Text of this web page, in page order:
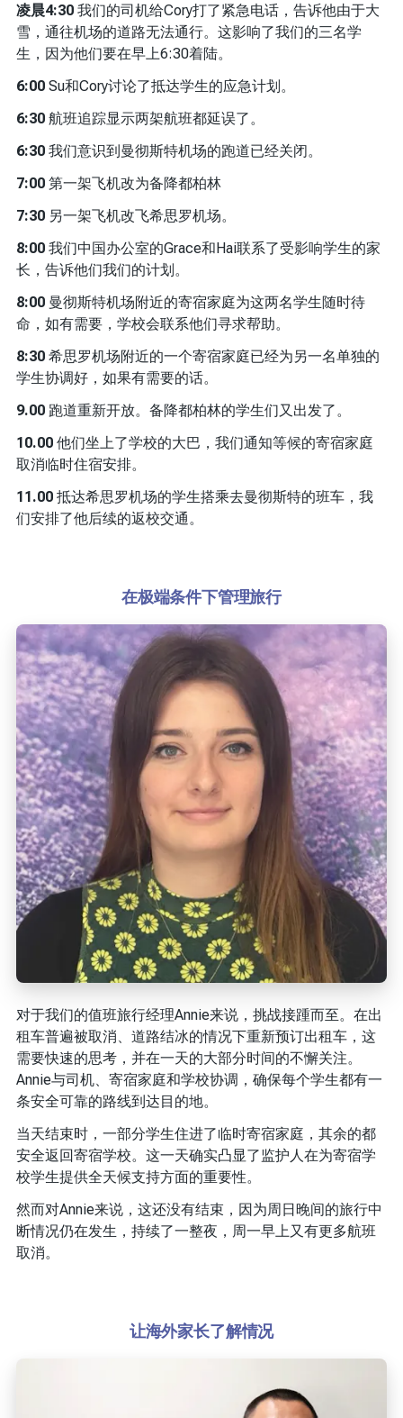
凌晨4:30 我们的司机给Cory打了紧急电话，告诉他由于大
雪，通往机场的道路无法通行。这影响了我们的三名学
生，因为他们要在早上6:30着陆。
6:00 Su和Cory讨论了抵达学生的应急计划。
6:30 航班追踪显示两架航班都延误了。
6:30 我们意识到曼彻斯特机场的跑道已经关闭。
7:00 第一架飞机改为备降都柏林
7:30 另一架飞机改飞希思罗机场。
8:00 我们中国办公室的Grace和Hai联系了受影响学生的家
长，告诉他们我们的计划。
8:00 曼彻斯特机场附近的寄宿家庭为这两名学生随时待
命，如有需要，学校会联系他们寻求帮助。
8:30 希思罗机场附近的一个寄宿家庭已经为另一名单独的
学生协调好，如果有需要的话。
9.00 跑道重新开放。备降都柏林的学生们又出发了。
10.00 他们坐上了学校的大巴，我们通知等候的寄宿家庭
取消临时住宿安排。
11.00 抵达希思罗机场的学生搭乘去曼彻斯特的班车，我
们安排了他后续的返校交通。
在极端条件下管理旅行
对于我们的值班旅行经理Annie来说，挑战接踵而至。在出
租车普遍被取消、道路结冰的情况下重新预订出租车，这
需要快速的思考，并在一天的大部分时间的不懈关注。
Annie与司机、寄宿家庭和学校协调，确保每个学生都有一
条安全可靠的路线到达目的地。
当天结束时，一部分学生住进了临时寄宿家庭，其余的都
安全返回寄宿学校。这一天确实凸显了监护人在为寄宿学
校学生提供全天候支持方面的重要性。
然而对Annie来说，这还没有结束，因为周日晚间的旅行中
断情况仍在发生，持续了一整夜，周一早上又有更多航班
取消。
让海外家长了解情况